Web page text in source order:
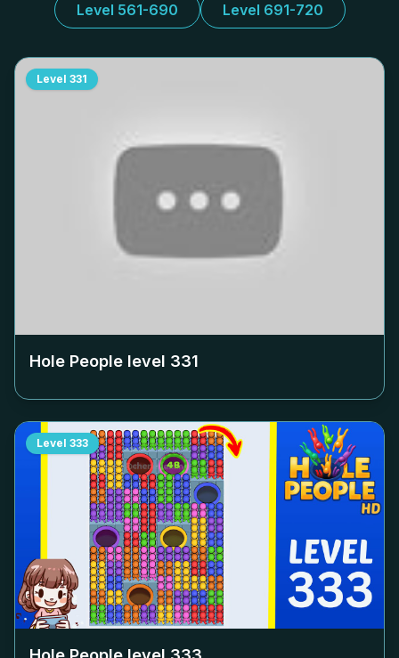
Level 561-690 Level 691-720
Level 331
Hole People level 331
Level 333